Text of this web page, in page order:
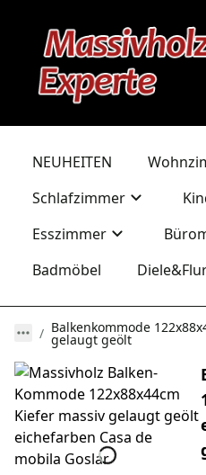
NEUHEITEN
Schlafzimmer
Esszimmer
Badmöbel
Balkenkommode
gelaugt geölt